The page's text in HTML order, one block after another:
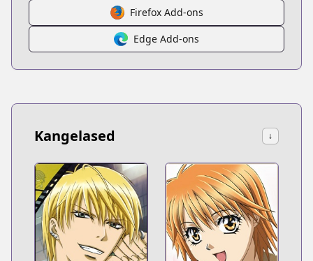
Firefox Add-ons
Edge Add-ons
Kangelased ↓